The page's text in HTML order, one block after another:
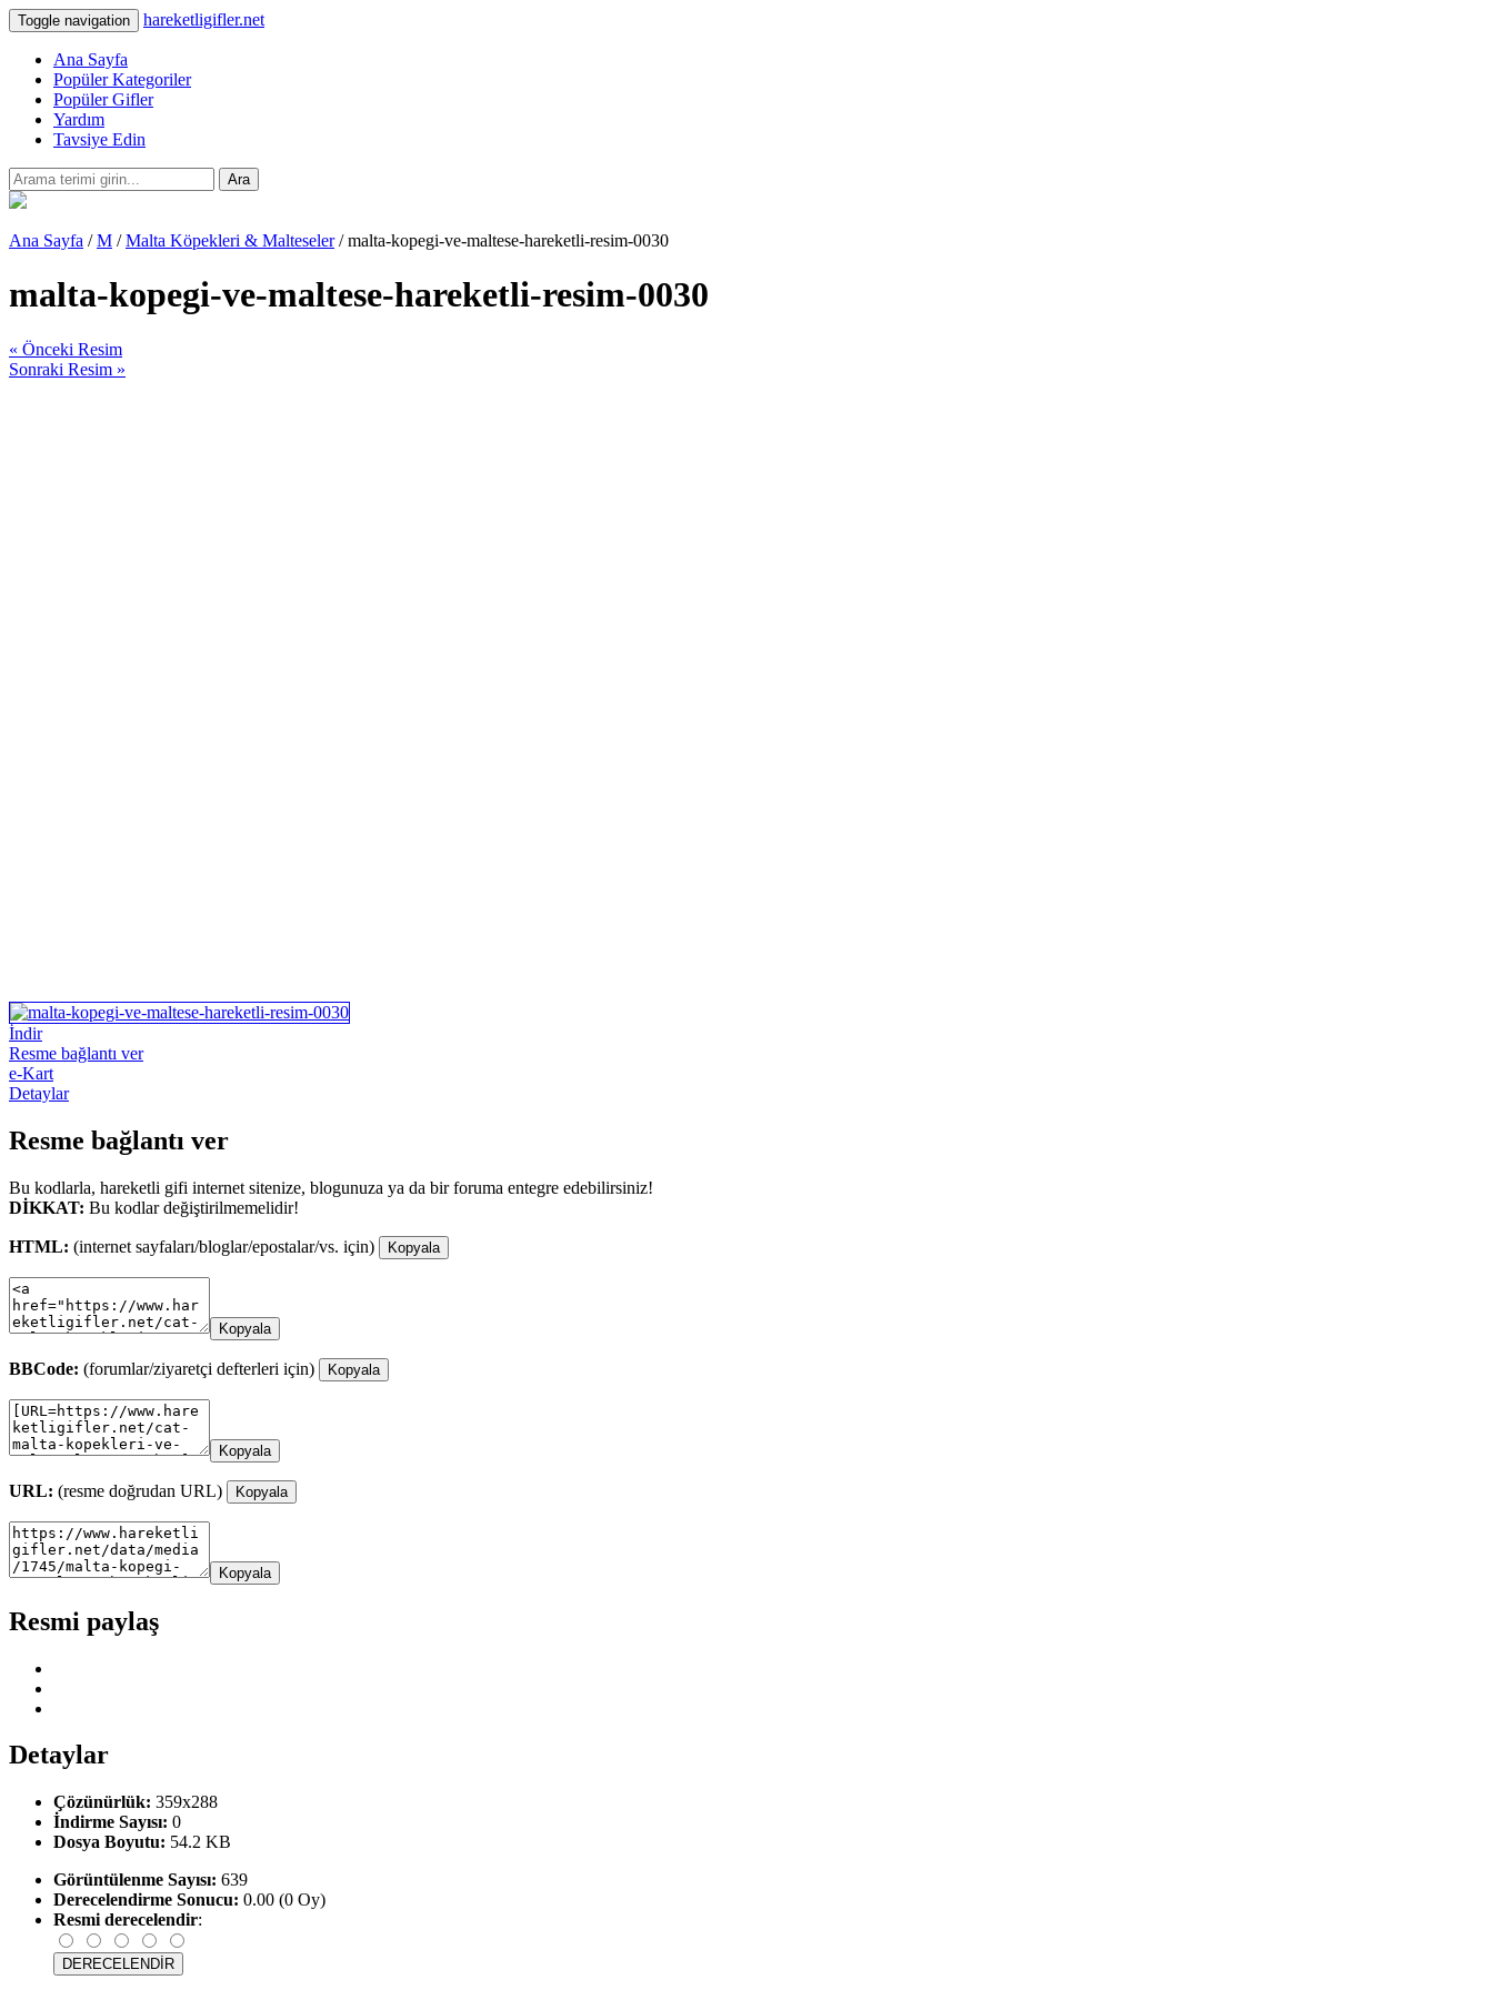
Toggle navigation hareketligifler.net
Ana Sayfa
Popüler Kategoriler
Popüler Gifler
Yardım
Tavsiye Edin
Ara
Ana Sayfa /M /Malta Köpekleri & Malteseler/ malta-kopegi-ve-maltese-hareketli-resim-0030
malta-kopegi-ve-maltese-hareketli-resim-0030
« Önceki Resim
Sonraki Resim »
İndir
Resme bağlantı ver
e-Kart
Detaylar
Resme bağlantı ver
Bu kodlarla, hareketli gifi internet sitenize, blogunuza ya da bir foruma entegre edebilirsiniz!
DİKKAT: Bu kodlar değiştirilmemelidir!
HTML: (internet sayfaları/bloglar/epostalar/vs. için) Kopyala
Kopyala
BBCode: (forumlar/ziyaretçi defterleri için) Kopyala
Kopyala
URL: (resme doğrudan URL) Kopyala
Kopyala
Resmi paylaş
Detaylar
Çözünürlük: 359x288
İndirme Sayısı: 0
Dosya Boyutu: 54.2 KB
Görüntülenme Sayısı: 639
Derecelendirme Sonucu: 0.00 (0 Oy)
Resmi derecelendir: